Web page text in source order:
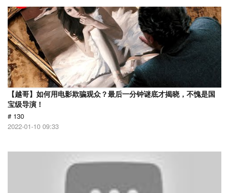
【越哥】如何用电影欺骗观众？最后一分钟谜底才揭晓，不愧是国
宝级导演！
# 130
2022-01-10 09:33